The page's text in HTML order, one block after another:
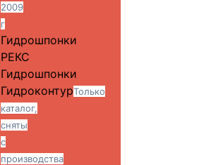
2009
г
Гидрошпонки
РЕКС
Гидрошпонки
ГидроконтурТолько
каталог,
сняты
с
производства